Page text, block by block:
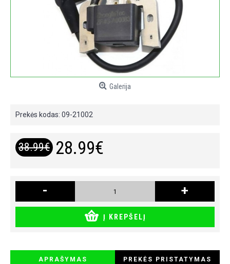
Galerija
Prekės kodas: 09-21002
38.99€ 28.99€
- +
Į KREPŠELĮ
APRAŠYMAS PREKĖS PRISTATYMAS